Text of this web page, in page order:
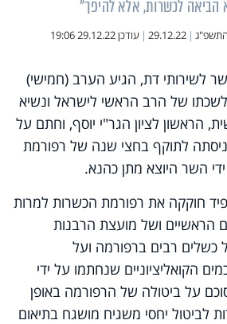
הביאה לכשרות, אלא להיפך"
|
29.12.22
| עודכן29.12.22 19:06
לשירותי דת, הגיע הערב (חמישי)
של הרב הראשי לישראל ונשיא
הראשון לציון הגר"י יוסף, וחתם על
לתוקף בחצי שנה של רפורמת
השר היוצא מתן כהנא.
חוקקה את רפורמת הכשרות למרות
הראשיים ושל מועצת הרבנות
רבים ברפורמה ועל
הקואליציוניים שנחתמו על ידי
על ביטולה של הרפורמה באופן
לביטול יחסי משגיח מושגח בתיאום